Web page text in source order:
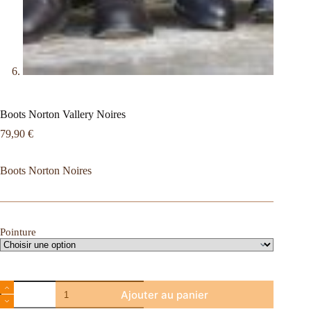
Boots Norton Vallery Noires
79,90 €
Boots Norton Noires
Pointure
Ajouter au panier